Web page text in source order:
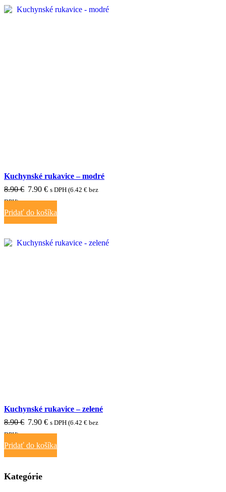
Kuchynské rukavice – modré
8.90€ Pôvodná
cena
bola:
8.90 €.
7.90 €Aktuálna
cena
je:
7.90 €.
s DPH (6.42 € bez
DPH)
Pridať do košíka
Kuchynské rukavice – zelené
8.90€ Pôvodná
cena
bola:
8.90 €.
7.90 €Aktuálna
cena
je:
7.90 €.
s DPH (6.42 € bez
DPH)
Pridať do košíka
Kategórie